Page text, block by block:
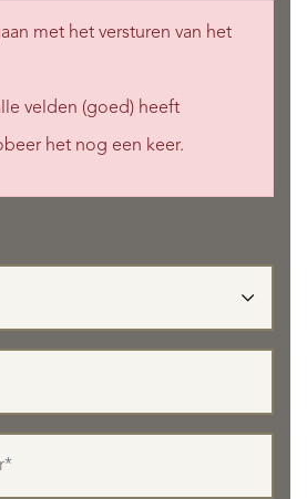
met het versturen van het
velden (goed) heeft
het nog een keer.